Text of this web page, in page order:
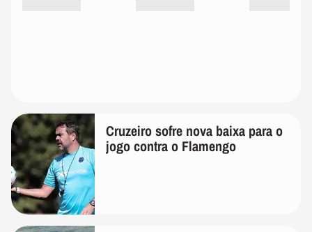
Cruzeiro sofre nova baixa para o
jogo contra o Flamengo